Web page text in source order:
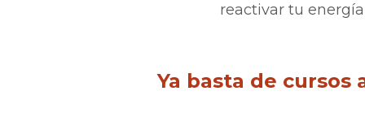
reactivar tu
Ya basta de cursos